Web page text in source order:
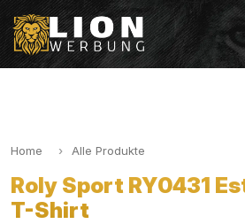
Home Alle Produkte
Roly Sport RY0431
T-Shirt